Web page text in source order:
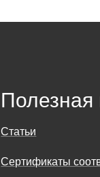
Статьи
Сертификаты